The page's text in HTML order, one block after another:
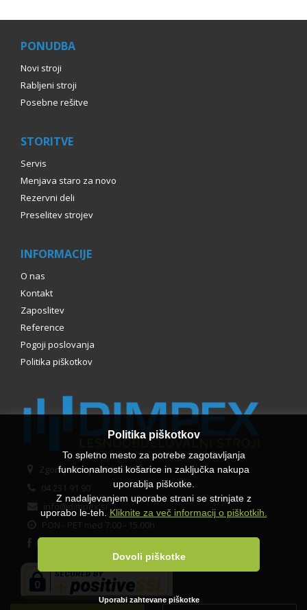
Politika piškotkov
To spletno mesto za potrebe zagotavljanja
funkcionalnosti košarice in zaključka nakupa
uporablja piškotke.
Z nadaljevanjem uporabe strani se strinjate z
uporabo le-teh. Kliknite za več informacij o piškotkih.
Dovoli piškotke
Uporabi zahtevane piškotke
PONUDBA
Novi stroji
Rabljeni stroji
Posebne rešitve
STORITVE
Servis
Menjava staro za novo
Rezervni deli
Preselitev strojev
INFORMACIJE
O nas
Kontakt
Zaposlitev
Reference
Pogoji poslovanja
Politika piškotkov
Zgornje Bitnje 284, 4209 Žabnica
04 231 91 90
info@dimpex.si
PON - PET med 7.00 - 15.00h
Facebook